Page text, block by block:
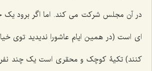
در آن مجلس شرکت می کند. اما اگر برود یک
ای است (در همین ایام عاشورا ندیدید توی
کنند) تکیۀ کوچک و محقری است یک چند نفر